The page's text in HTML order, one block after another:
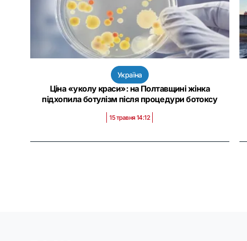
Україна
Ціна «уколу краси»: на Полтавщині жінка
підхопила ботулізм після процедури ботоксу
15 травня 14:12